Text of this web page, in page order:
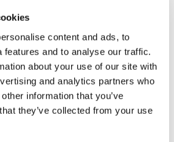
content and ads, to
features and to analyse our traffic.
about your use of our site with
and analytics partners who
information that you’ve
they’ve collected from your use
Stuk
€249,76
€302,20 Meer
aan winkelwagen